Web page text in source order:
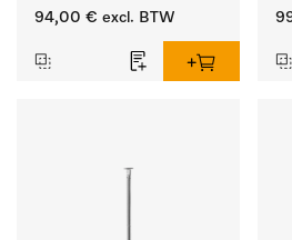
reinigingsstraal.
94,00 € excl. BTW